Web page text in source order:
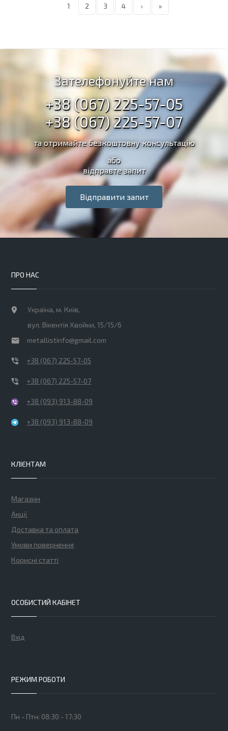
1 2 3 4 › »
Зателефонуйте нам
+38 (067) 225-57-05
+38 (067) 225-57-07
та отримайте безкоштовну консультацію
або
відправте запит
Відправити запит
ПРО НАС
Україна, м. Київ,
вул. Вікентія Хвойки, 15/15/6
metallistinfo@gmail.com
+38 (067) 225-57-05
+38 (067) 225-57-07
+38 (093) 913-88-09
+38 (093) 913-88-09
КЛІЄНТАМ
Магазин
Акції
Доставка та оплата
Умови повернення
Корисні статті
ОСОБИСТИЙ КАБІНЕТ
Вхід
РЕЖИМ РОБОТИ
Пн - Птн: 08:30 - 17:30